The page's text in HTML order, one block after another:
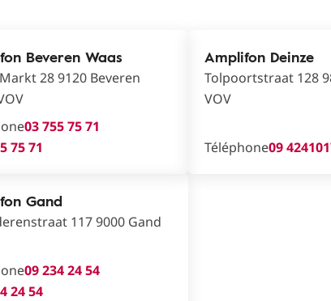
Beveren Waas
28 9120 Beveren
03 755 75 71
75 71
Amplifon Deinze
Tolpoortstraat 128
VOV
Téléphone09
Gand
117 9000 Gand
09 234 24 54
24 54